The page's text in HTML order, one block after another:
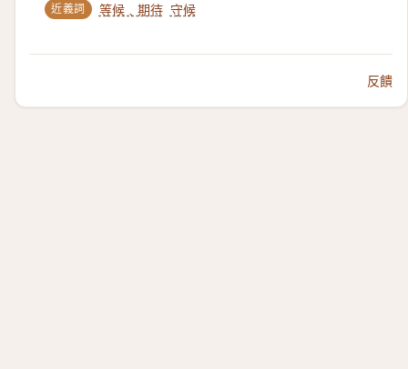
近義詞 等候﹑期待 守候
反饋